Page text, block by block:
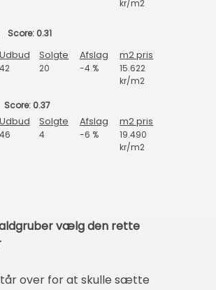
kr/m2
Score: 0.31
Udbud Solgte Afslag m2 pris
42 20 -4 %
15.622
kr/m2
Score: 0.37
Udbud Solgte Afslag m2 pris
46 4 -6 %
19.490
kr/m2
vælg den rette
over for at skulle sætte